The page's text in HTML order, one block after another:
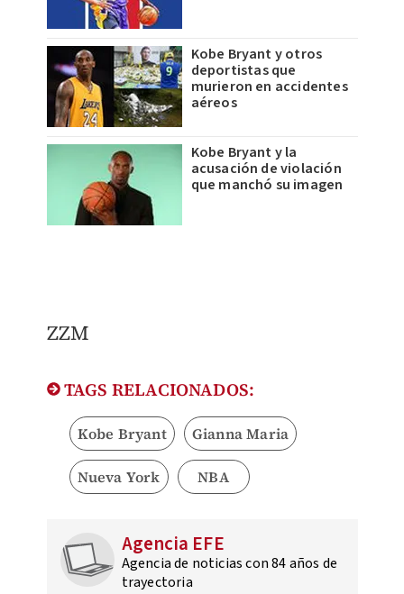
Kobe Bryant y otros
deportistas que
murieron en accidentes
aéreos
Kobe Bryant y la
acusación de violación
que manchó su imagen
ZZM​
TAGS RELACIONADOS:
Kobe Bryant Gianna Maria
Nueva York NBA
Agencia EFE
Agencia de noticias con 84 años de
trayectoria